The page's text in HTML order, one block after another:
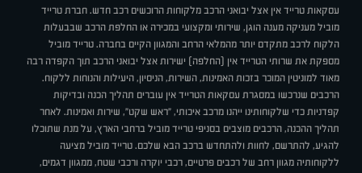
עסקאות טרייד אין אצל יבואני הרכב מלקוחות הרוכשים רכב חדש. חברת טרייד
מוביל מעניקה מענה הוגן, שירותי ומקצועי במכירה או החלפת הרכב שבבעלות
הלקוח לרכב מתקדם יותר מהמלאי הרחב והמגוון הקיים בחברה. טרייד מוביל
מספקת את שרותי הטרייד אין (החלפה) ישירות אצל יבואני הרכב תוך הקפדה רבה
מאוד למוניטין המוכר בזכות האמינות, השירות, הניסיון, היעילות והנוחות ללקוח.
הרכבים שנרכשו במסגרת עסקאות הטרייד אין עוברים תהליך הכנה ובדיקות
קפדניות כדי שלקוחותינו ייהנו מרכב איכותי, "ראש שקט", שירות ואמינות. לאחר
תהליך ההכנה, הרכבים מוצבים בסניפי טרייד מוביל ברחבי הארץ, על מנת שתוכלו
להגיע, להתרשם, לחוות ולהתחדש ברכב הבא שלכם. טרייד מוביל מציעה
ללקוחותיה מגוון רחב של רכבים פרטיים, רכבי יוקרה ורכבי שטח, ממגוון דגמים,